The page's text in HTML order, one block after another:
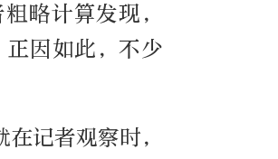
略计算发现，
因如此，不少
记者观察时，